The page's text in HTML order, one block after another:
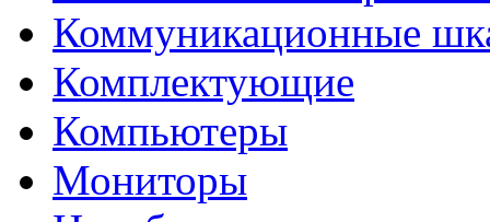
Коммуникационные
Комплектующие
Компьютеры
Мониторы